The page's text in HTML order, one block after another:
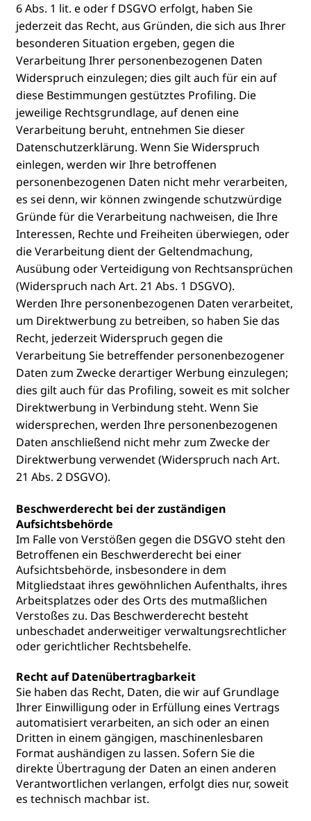
6 Abs. 1 lit. e oder f DSGVO erfolgt, haben Sie
jederzeit das Recht, aus Gründen, die sich aus Ihrer
besonderen Situation ergeben, gegen die
Verarbeitung Ihrer personenbezogenen Daten
Widerspruch einzulegen; dies gilt auch für ein auf
diese Bestimmungen gestütztes Profiling. Die
jeweilige Rechtsgrundlage, auf denen eine
Verarbeitung beruht, entnehmen Sie dieser
Datenschutzerklärung. Wenn Sie Widerspruch
einlegen, werden wir Ihre betroffenen
personenbezogenen Daten nicht mehr verarbeiten,
es sei denn, wir können zwingende schutzwürdige
Gründe für die Verarbeitung nachweisen, die Ihre
Interessen, Rechte und Freiheiten überwiegen, oder
die Verarbeitung dient der Geltendmachung,
Ausübung oder Verteidigung von Rechtsansprüchen
(Widerspruch nach Art. 21 Abs. 1 DSGVO).
Werden Ihre personenbezogenen Daten verarbeitet,
um Direktwerbung zu betreiben, so haben Sie das
Recht, jederzeit Widerspruch gegen die
Verarbeitung Sie betreffender personenbezogener
Daten zum Zwecke derartiger Werbung einzulegen;
dies gilt auch für das Profiling, soweit es mit solcher
Direktwerbung in Verbindung steht. Wenn Sie
widersprechen, werden Ihre personenbezogenen
Daten anschließend nicht mehr zum Zwecke der
Direktwerbung verwendet (Widerspruch nach Art.
21 Abs. 2 DSGVO).
Beschwerderecht bei der zuständigen
Aufsichtsbehörde
Im Falle von Verstößen gegen die DSGVO steht den
Betroffenen ein Beschwerderecht bei einer
Aufsichtsbehörde, insbesondere in dem
Mitgliedstaat ihres gewöhnlichen Aufenthalts, ihres
Arbeitsplatzes oder des Orts des mutmaßlichen
Verstoßes zu. Das Beschwerderecht besteht
unbeschadet anderweitiger verwaltungsrechtlicher
oder gerichtlicher Rechtsbehelfe.
Recht auf Datenübertragbarkeit
Sie haben das Recht, Daten, die wir auf Grundlage
Ihrer Einwilligung oder in Erfüllung eines Vertrags
automatisiert verarbeiten, an sich oder an einen
Dritten in einem gängigen, maschinenlesbaren
Format aushändigen zu lassen. Sofern Sie die
direkte Übertragung der Daten an einen anderen
Verantwortlichen verlangen, erfolgt dies nur, soweit
es technisch machbar ist.